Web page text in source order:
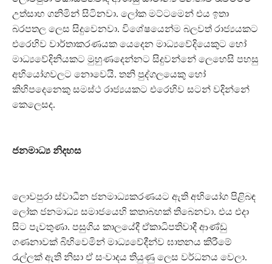
උත්සාහ ගනිමින් සිටිනවා. ලෝක මට්ටමෙන් එය ඉතා
බරපතල ලෙස සිදුවෙනවා. විශේෂයෙන්ම බලවත් රාජ්‍යයකට
එරෙහිව වාර්තාකරණයක යෙදෙන මාධ්‍යවේදියෙකුට හෝ
මාධ්‍යවේදිනියකට මුහුණදෙන්නට සිදුවන්නේ ලෙහෙසි පහසු
අභියෝගවලට නොවෙයි. තනි පුද්ගලයෙකු හෝ
කිහිපදෙනෙකු සමස්ථ රාජ්‍යයකට එරෙහිව සටන් වදින්නේ
කෙලෙසද.
ජනමාධ්‍ය නිදහස
ලොවපුරා ස්වාධීන ජනමාධ්‍යකරණයට ඇති අභියෝග පිළිබඳ
ලෝක ජනමාධ්‍ය සමාජයෙහි කතාබහක් තිබෙනවා. එය එදා
සිට පැවතුණා. පසුගිය කාලයේදී ඒකාධිපතිවාදී ආණ්ඩු
ගණනාවක් බිහිවෙමින් මාධ්‍යවේදීන්ව ඝාතනය කිරීමේ
රැල්ලක් ඇති නිසා ඒ සංවාදය තියුණු ලෙස වර්ධනය වෙලා.